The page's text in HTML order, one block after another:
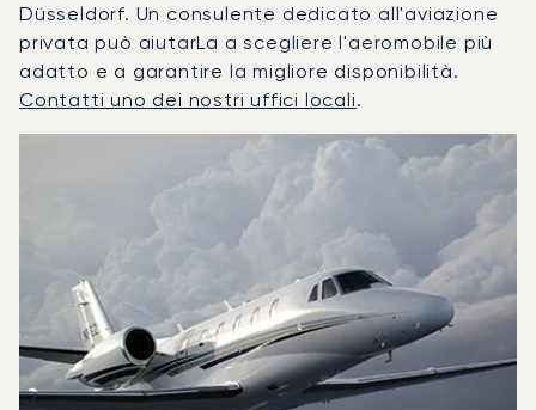
Düsseldorf. Un consulente dedicato all'aviazione
privata può aiutarLa a scegliere l'aeromobile più
adatto e a garantire la migliore disponibilità.
Contatti uno dei nostri uffici locali.
Modello di aeromobile
Posti
Velocità (nodi)